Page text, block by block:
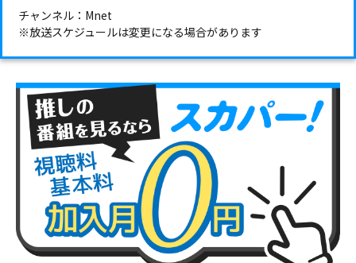
チャンネル：Mnet
※放送スケジュールは変更になる場合があります